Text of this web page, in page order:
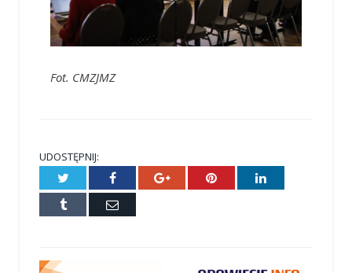
Fot. CMZJMZ
UDOSTĘPNIJ:
Twitter Facebook Google+ Pinterest LinkedIn
Tumblr
E-